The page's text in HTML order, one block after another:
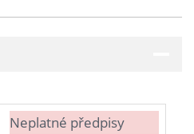
Neplatné předpisy